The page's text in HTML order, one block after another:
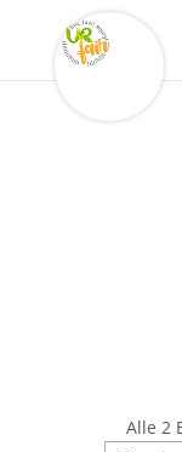
Alle 2